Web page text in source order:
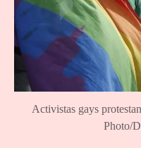
Activistas gays
Photo/